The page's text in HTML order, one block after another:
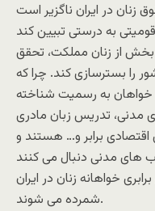
زنان در ایران ناگزیر است
به درستی تبیین کند
بخش از زنان مملکت، تحقق
را بسترسازی کند. چرا که
خواهان به رسمیت شناخته
مدنی، تدریس زبان مادری
برابر و… هستند و
های مدنی دنبال می کنند
خواهانه زنان در ایران
شمرده می شوند.